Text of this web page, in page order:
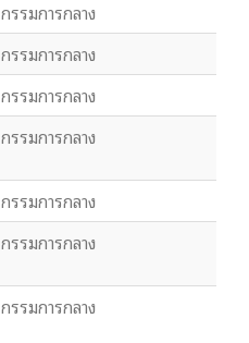
กรรมการกลาง
กรรมการกลาง
กรรมการกลาง
กรรมการกลาง
กรรมการกลาง
กรรมการกลาง
กรรมการกลาง